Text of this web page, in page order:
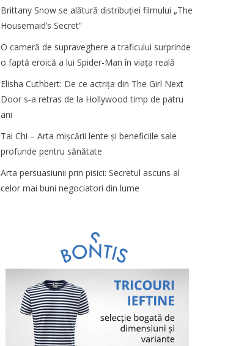
Brittany Snow se alătură distribuției filmului „The
Housemaid’s Secret”
O cameră de supraveghere a traficului surprinde
o faptă eroică a lui Spider-Man în viața reală
Elisha Cuthbert: De ce actrița din The Girl Next
Door s‑a retras de la Hollywood timp de patru
ani
Tai Chi – Arta mișcării lente și beneficiile sale
profunde pentru sănătate
Arta persuasiunii prin pisici: Secretul ascuns al
celor mai buni negociatori din lume